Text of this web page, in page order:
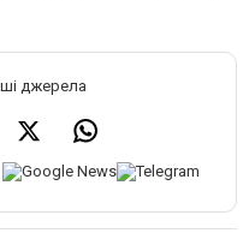
джерела